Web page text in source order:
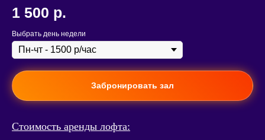
1 500 р.
Выбрать день недели
Забронировать зал
Стоимость аренды лофта: